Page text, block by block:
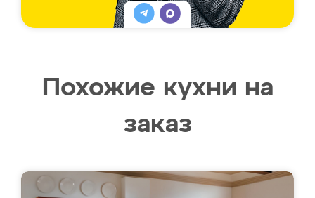
Похожие кухни на
заказ